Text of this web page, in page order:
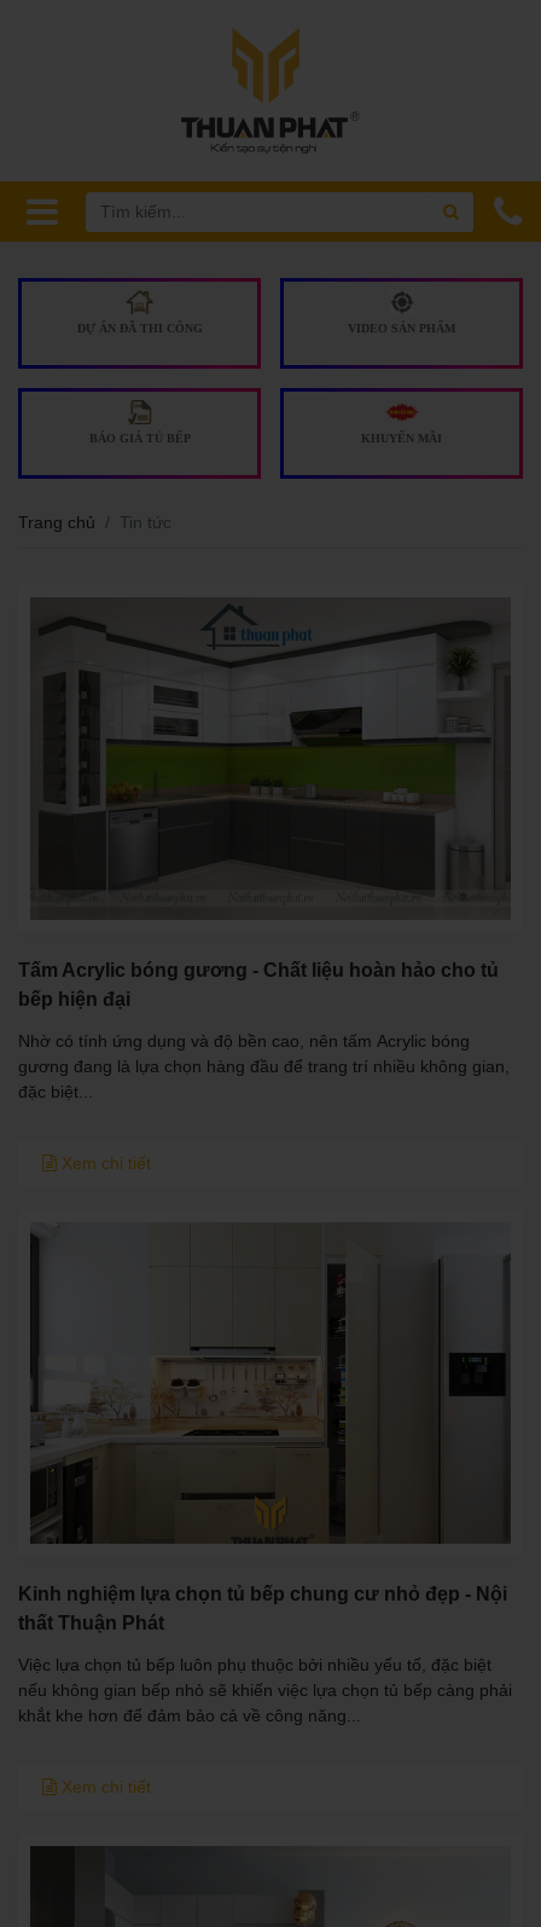
DỰ ÁN ĐÃ THI CÔNG VIDEO SẢN PHẨM
BÁO GIÁ TỦ BẾP KHUYẾN MÃI
Trang chủ Tin tức
Tấm Acrylic bóng gương - Chất liệu hoàn hảo cho tủ
bếp hiện đại
Nhờ có tính ứng dụng và độ bền cao, nên tấm Acrylic bóng
gương đang là lựa chọn hàng đầu để trang trí nhiều không gian,
đặc biệt...
Xem chi tiết
Kinh nghiệm lựa chọn tủ bếp chung cư nhỏ đẹp - Nội
thất Thuận Phát
Việc lựa chọn tủ bếp luôn phụ thuộc bởi nhiều yếu tố, đặc biệt
nếu không gian bếp nhỏ sẽ khiến việc lựa chọn tủ bếp càng phải
khắt khe hơn để đảm bảo cả về công năng...
Xem chi tiết